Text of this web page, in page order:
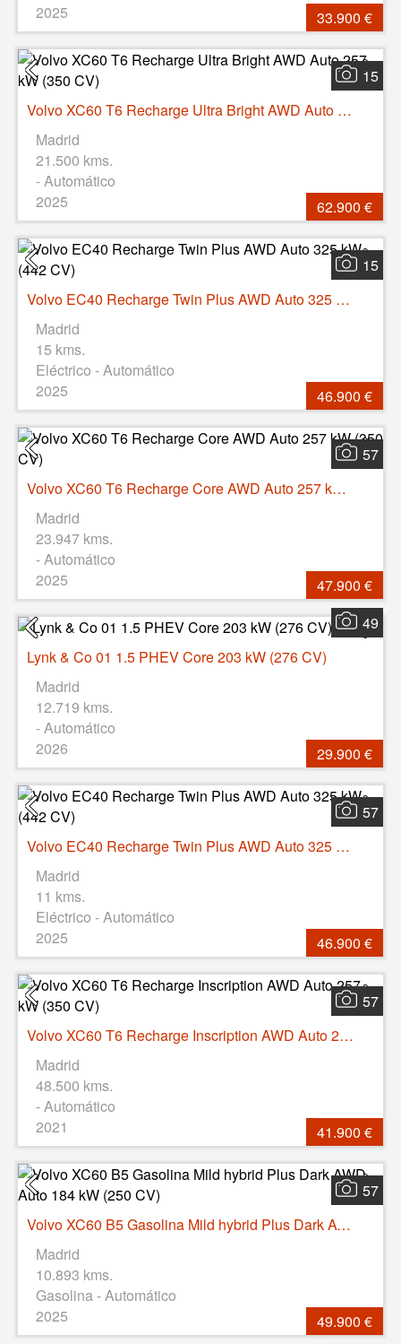
2025
33.900 €
15
Volvo XC60 T6 Recharge Ultra Bright AWD Auto 257 kW (350 CV)
Madrid
21.500 kms.
- Automático
2025
62.900 €
15
Volvo EC40 Recharge Twin Plus AWD Auto 325 kW (442 CV)
Madrid
15 kms.
Eléctrico - Automático
2025
46.900 €
57
Volvo XC60 T6 Recharge Core AWD Auto 257 kW (350 CV)
Madrid
23.947 kms.
- Automático
2025
47.900 €
49
Lynk & Co 01 1.5 PHEV Core 203 kW (276 CV)
Madrid
12.719 kms.
- Automático
2026
29.900 €
57
Volvo EC40 Recharge Twin Plus AWD Auto 325 kW (442 CV)
Madrid
11 kms.
Eléctrico - Automático
2025
46.900 €
57
Volvo XC60 T6 Recharge Inscription AWD Auto 257 kW (350 CV)
Madrid
48.500 kms.
- Automático
2021
41.900 €
57
Volvo XC60 B5 Gasolina Mild hybrid Plus Dark AWD Auto 184 kW (250 CV)
Madrid
10.893 kms.
Gasolina - Automático
2025
49.900 €